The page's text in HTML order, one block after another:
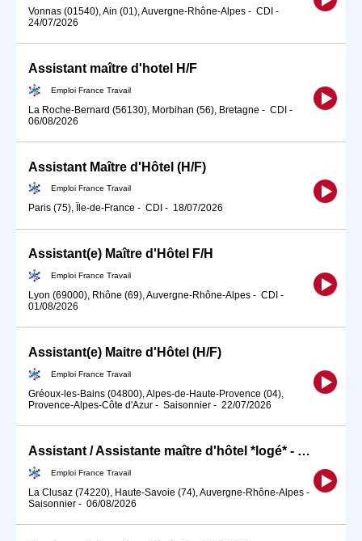
Vonnas (01540), Ain (01), Auvergne-Rhône-Alpes - CDI -
24/07/2026
Assistant maître d'hotel H/F
Emploi France Travail
La Roche-Bernard (56130), Morbihan (56), Bretagne - CDI -
06/08/2026
Assistant Maître d'Hôtel (H/F)
Emploi France Travail
Paris (75), Île-de-France - CDI - 18/07/2026
Assistant(e) Maître d'Hôtel F/H
Emploi France Travail
Lyon (69000), Rhône (69), Auvergne-Rhône-Alpes - CDI -
01/08/2026
Assistant(e) Maitre d'Hôtel (H/F)
Emploi France Travail
Gréoux-les-Bains (04800), Alpes-de-Haute-Provence (04),
Provence-Alpes-Côte d'Azur - Saisonnier - 22/07/2026
Assistant / Assistante maître d'hôtel *logé* - #JOBHIVER (H/F)
Emploi France Travail
La Clusaz (74220), Haute-Savoie (74), Auvergne-Rhône-Alpes -
Saisonnier - 06/08/2026